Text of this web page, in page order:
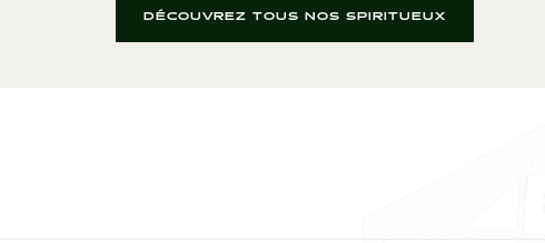
DÉCOUVREZ TOUS NOS SPIRITUEUX